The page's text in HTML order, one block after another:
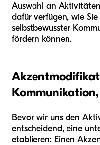
Auswahl an
dafür verfügen, wie
selbstbewusster
fördern können.
Bevor wir uns den
entscheidend, eine
etablieren: Einen